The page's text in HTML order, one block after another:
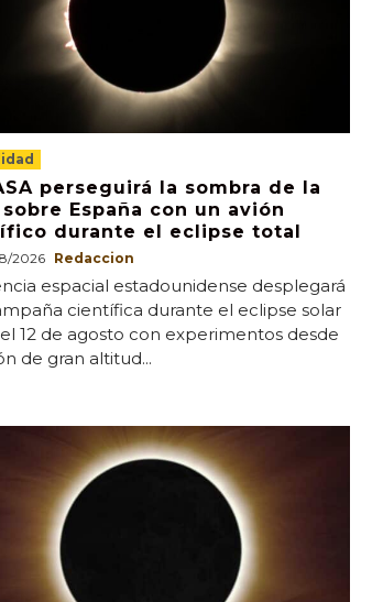
perseguirá la sombra de la
sobre España con un avión
durante el eclipse total
2026 Redaccion
espacial estadounidense desplegará
científica durante el eclipse solar
12 de agosto con experimentos desde
de gran altitud...